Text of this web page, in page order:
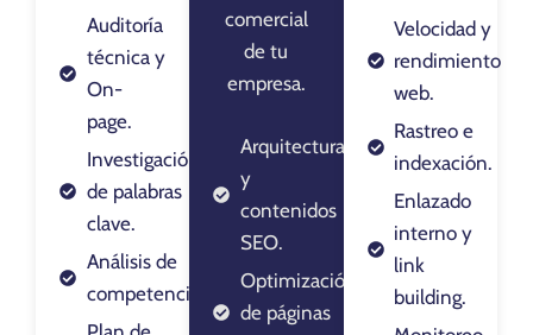
Auditoría
técnica y
On-
page.
Investigación
de palabras
clave.
Análisis de
competencia.
comercial
de tu
empresa.
Arquitectura
y
contenidos
SEO.
Optimización
de páginas
Velocidad y
rendimiento
web.
Rastreo e
indexación.
Enlazado
interno y
link
building.